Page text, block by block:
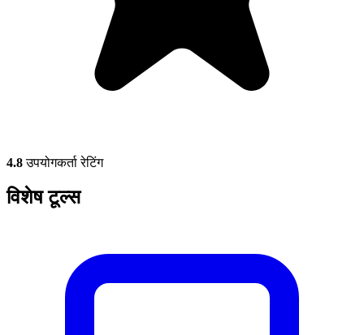
4.8उपयोगकर्ता रेटिंग
विशेष टूल्स